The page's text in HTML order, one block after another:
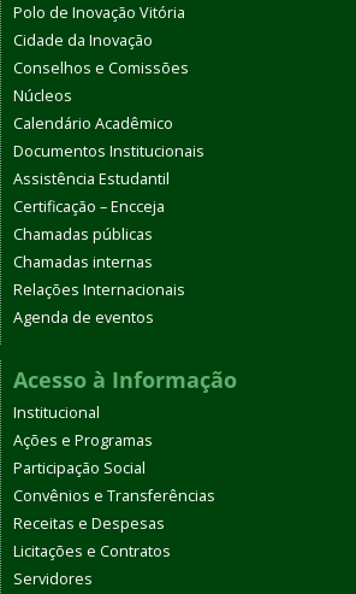
Polo de Inovação Vitória
Cidade da Inovação
Conselhos e Comissões
Núcleos
Calendário Acadêmico
Documentos Institucionais
Assistência Estudantil
Certificação – Encceja
Chamadas públicas
Chamadas internas
Relações Internacionais
Agenda de eventos
Acesso à Informação
Institucional
Ações e Programas
Participação Social
Convênios e Transferências
Receitas e Despesas
Licitações e Contratos
Servidores